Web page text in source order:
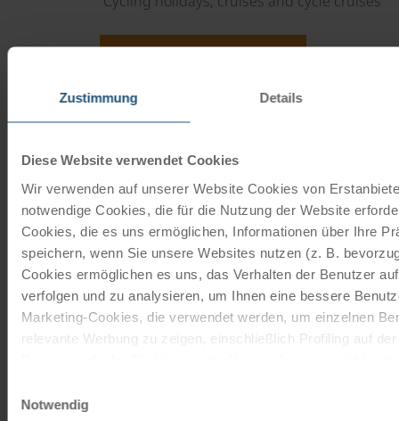
Zustimmung Details
Diese Website verwendet Cookies
Wir verwenden auf unserer Website Cookies von
notwendige Cookies, die für die Nutzung der Website
Cookies, die es uns ermöglichen, Informationen über Ihre
speichern, wenn Sie unsere Websites nutzen (z. B.
Cookies ermöglichen es uns, das Verhalten der Benutzer
verfolgen und zu analysieren, um Ihnen eine bessere
Marketing-Cookies, die verwendet werden, um einzelnen
relevante Werbung zu zeigen, einschließlich Profiling auf
entscheiden, nur notwendige Cookies zu verwenden, indem
Notwendig
ORDER NOW FREE OF CHARGE
Give the gift of unforgettable
With a travel voucher you always have the
perfect gift.
ORDER NOW
Subscribe to our newsletter